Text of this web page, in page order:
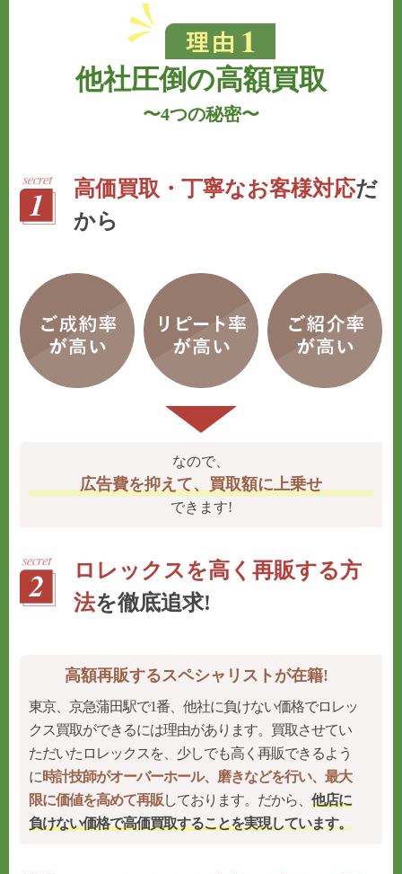
他社圧倒の高額買取
〜4つの秘密〜
高価買取・丁寧なお客様対応だ
から
なので、
広告費を抑えて、買取額に上乗せ
できます!
ロレックスを高く再販する方
法を徹底追求!
高額再販するスペシャリストが在籍!
東京、京急蒲田駅で1番、他社に負けない価格でロレッ
クス買取ができるには理由があります。買取させてい
ただいたロレックスを、少しでも高く再販できるよう
に時計技師がオーバーホール、磨きなどを行い、最大
限に価値を高めて再販しております。だから、他店に
負けない価格で高価買取することを実現しています。